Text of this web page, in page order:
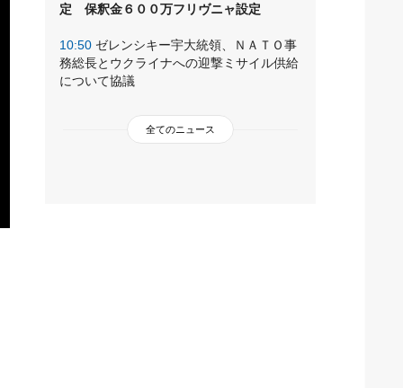
定 保釈金６００万フリヴニャ設定
10:50 ゼレンシキー宇大統領、ＮＡＴＯ事
務総長とウクライナへの迎撃ミサイル供給
について協議
全てのニュース